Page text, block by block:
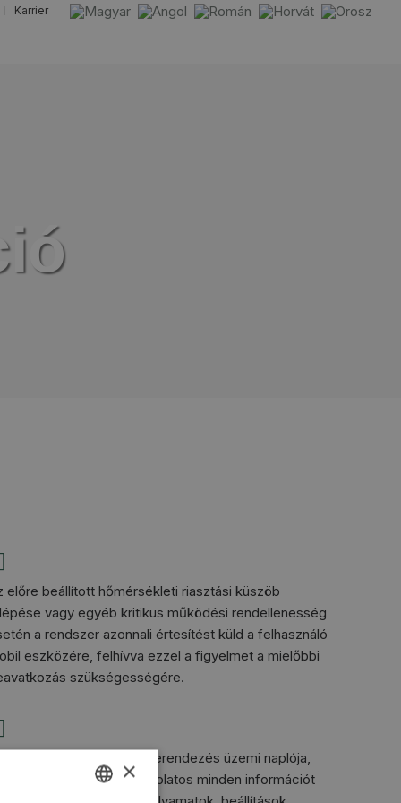
Karrier
előre beállított hőmérsékleti riasztási küszöb
vagy egyéb kritikus működési rendellenesség
a rendszer azonnali értesítést küld a felhasználó
eszközére, felhívva ezzel a figyelmet a mielőbbi
szükségességére.
továbbá a berendezés üzemi naplója,
a működéssel kapcsolatos minden információt
×